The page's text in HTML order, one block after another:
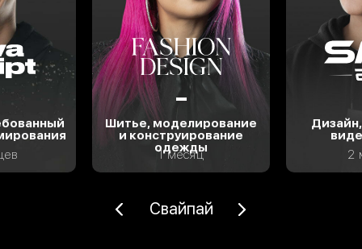
Свайпай
Шитье, моделирование
и конструирование
одежды
1 месяц
2
Social
Instagram
TikTok
Telegram